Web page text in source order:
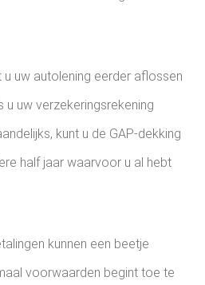
uw autolening eerder aflossen
u uw verzekeringsrekening
kunt u de GAP-dekking
half jaar waarvoor u al hebt
kunnen een beetje
voorwaarden begint toe te